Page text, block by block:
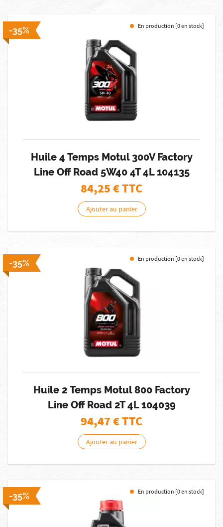
-35% En production [0 en stock]
Huile 4 Temps Motul 300V Factory
Line Off Road 5W40 4T 4L 104135
84,25€ TTC
Ajouter au panier
-35% En production [0 en stock]
Huile 2 Temps Motul 800 Factory
Line Off Road 2T 4L 104039
94,47€ TTC
Ajouter au panier
-35% En production [0 en stock]